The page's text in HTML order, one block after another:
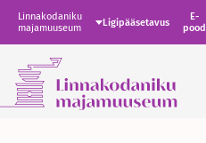
Linnakodaniku
majamuuseum
Ligipääsetavus
E-
pood